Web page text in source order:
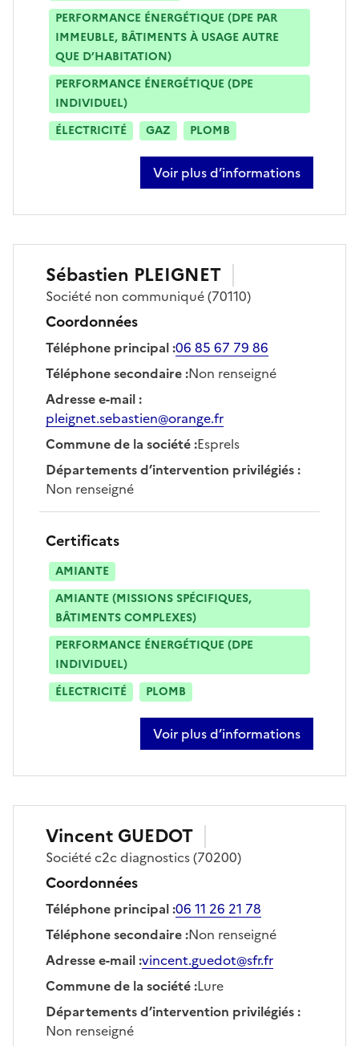
PERFORMANCE ÉNERGÉTIQUE (DPE PAR
IMMEUBLE, BÂTIMENTS À USAGE AUTRE
QUE D’HABITATION)
PERFORMANCE ÉNERGÉTIQUE (DPE
INDIVIDUEL)
ÉLECTRICITÉ
GAZ PLOMB
Voir plus d’informations
sur boubou cisse
Sébastien PLEIGNET
Société non communiqué(70110)
Coordonnées
Téléphone principal:06 85 67 79 86
Téléphone secondaire:Non renseigné
Adresse e-mail:
pleignet.sebastien@orange.fr
Commune de la société:Esprels
Départements d’intervention privilégiés:
Non renseigné
Certificats
AMIANTE
AMIANTE (MISSIONS SPÉCIFIQUES,
BÂTIMENTS COMPLEXES)
PERFORMANCE ÉNERGÉTIQUE (DPE
INDIVIDUEL)
ÉLECTRICITÉ
PLOMB
Voir plus d’informations
sur sébastien pleignet
Vincent GUEDOT
Sociétéc2c diagnostics(70200)
Coordonnées
Téléphone principal:06 11 26 21 78
Téléphone secondaire:Non renseigné
Adresse e-mail:vincent.guedot@sfr.fr
Commune de la société:Lure
Départements d’intervention privilégiés:
Non renseigné